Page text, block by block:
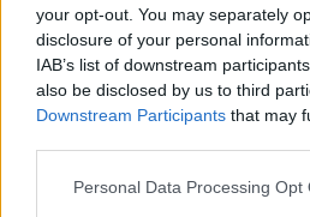
your opt-out. You may separately
disclosure of your personal
IAB’s list of downstream
also be disclosed by us to third
Downstream Participants that may
Personal Data Processing Opt